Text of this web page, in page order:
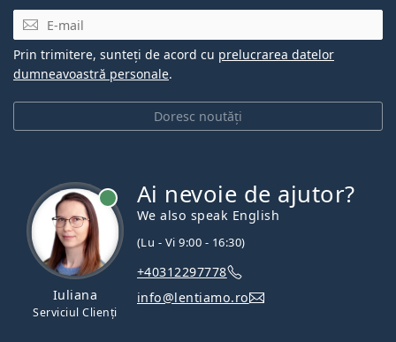
E-mail
Doresc noutăți
Prin trimitere, sunteți de acord cu prelucrarea datelor
dumneavoastră personale.
Iuliana
Serviciul Clienți
Ai nevoie de ajutor?
We also speak English
(Lu - Vi 9:00 - 16:30)
+40312297778
info@lentiamo.ro